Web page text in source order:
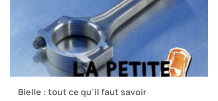
Bielle : tout ce qu’il faut savoir